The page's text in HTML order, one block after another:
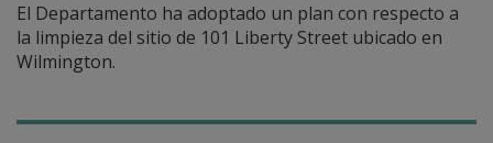
El Departamento ha adoptado un plan con respecto a
la limpieza del sitio de 101 Liberty Street ubicado en
Wilmington.